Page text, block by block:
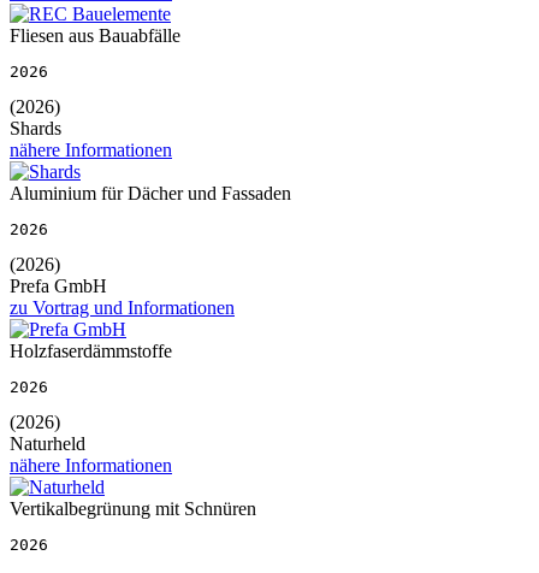
Fliesen aus Bauabfälle
2026
(2026)
Shards
nähere Informationen
Aluminium für Dächer und Fassaden
2026
(2026)
Prefa GmbH
zu Vortrag und Informationen
Holzfaserdämmstoffe
2026
(2026)
Naturheld
nähere Informationen
Vertikalbegrünung mit Schnüren
2026